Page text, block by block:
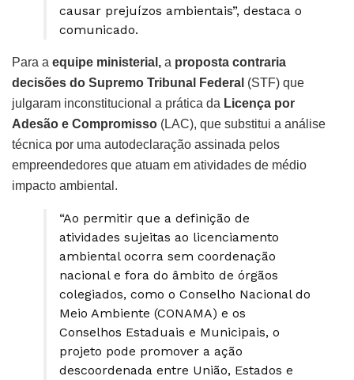
causar prejuízos ambientais”, destaca o
comunicado.
Para a equipe ministerial, a proposta contraria
decisões do Supremo Tribunal Federal (STF) que
julgaram inconstitucional a prática da Licença por
Adesão e Compromisso (LAC), que substitui a análise
técnica por uma autodeclaração assinada pelos
empreendedores que atuam em atividades de médio
impacto ambiental.
“Ao permitir que a definição de
atividades sujeitas ao licenciamento
ambiental ocorra sem coordenação
nacional e fora do âmbito de órgãos
colegiados, como o Conselho Nacional do
Meio Ambiente (CONAMA) e os
Conselhos Estaduais e Municipais, o
projeto pode promover a ação
descoordenada entre União, Estados e